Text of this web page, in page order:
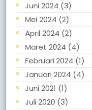
Juni 2024 (3)
Mei 2024 (2)
April 2024 (2)
Maret 2024 (4)
Februari 2024 (1)
Januari 2024 (4)
Juni 2021 (1)
Juli 2020 (3)